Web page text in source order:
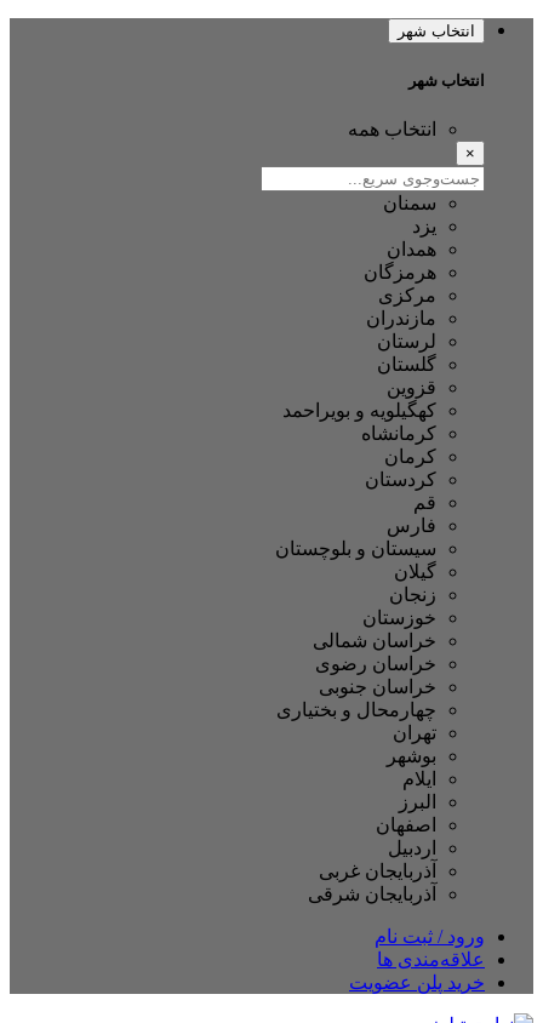
انتخاب شهر
انتخاب شهر
انتخاب همه
×
سمنان
یزد
همدان
هرمزگان
مرکزی
مازندران
لرستان
گلستان
قزوین
کهگیلویه و بویراحمد
کرمانشاه
کرمان
کردستان
قم
فارس
سیستان و بلوچستان
گیلان
زنجان
خوزستان
خراسان شمالی
خراسان رضوی
خراسان جنوبی
چهارمحال و بختیاری
تهران
بوشهر
ایلام
البرز
اصفهان
اردبیل
آذربایجان غربی
آذربایجان شرقی
ورود / ثبت نام
علاقه‌مندی ها
خرید پلن عضویت